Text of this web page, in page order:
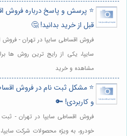
⭐️ پرسش و پاسخ درباره فروش
قبل از خرید بدانید! 🤔
فروش اقساطی سایپا در تهران -
سایپا، یکی از رایج ترین روش ها
مشاهده و خرید
⭐️ مشکل ثبت نام در فروش
و کاربردی! 🔑
فروش اقساطی سایپا در تهران -
خودرو، به ویژه محصولات شرکت